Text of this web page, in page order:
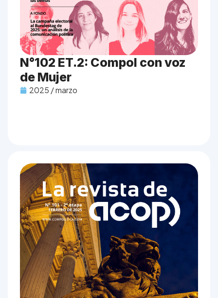
N°102 ET.2: Compol con voz
de Mujer
2025 / marzo